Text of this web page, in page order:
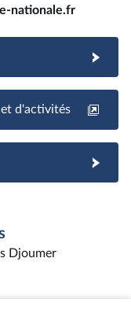
nationale.fr
d'activités
Djoumer